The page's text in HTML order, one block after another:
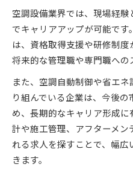
空調設備業界では、現場経
でキャリアアップが可能で
は、資格取得支援や研修制度
将来的な管理職や専門職への
また、空調自動制御や省エ
り組んでいる企業は、今後
め、長期的なキャリア形成
計や施工管理、アフターメ
れる求人を探すことで、幅
きます。